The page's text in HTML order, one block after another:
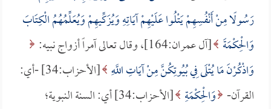
رَسُولًا مِنْ أَنْفُسِهِمْ يَتْلُوا عَلَيْهِمْ آيَاتِهِ وَيُزَكِّيهِمْ وَيُعَلِّمُهُمُ الْكِتَابَ
وَالْحِكْمَةَ [آل عمران:164]، وقال تعالى آمراً أزواج نبيه:
وَاذْكُرْنَ مَا يُتْلَى فِي بُيُوتِكُنَّ مِنْ آيَاتِ اللَّهِ
[الأحزاب:34] -أي:
القرآن- وَالْحِكْمَةِ
[الأحزاب:34] أي: السنة النبوية؛